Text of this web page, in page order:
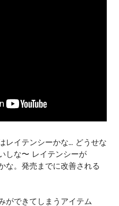
レイテンシーかな... どうせな
しな〜 レイテンシーが
な。発売までに改善される
ができてしまうアイテム